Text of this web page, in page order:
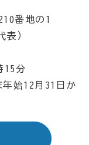
番地の1
表）
15分
年始12月31日か